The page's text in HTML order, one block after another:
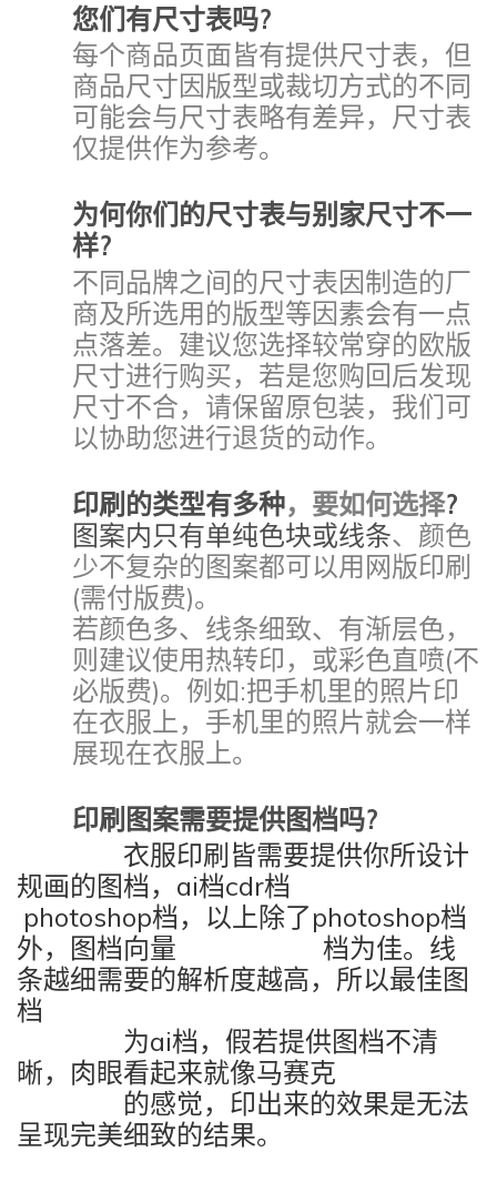
您们有尺寸表吗?
每个商品页面皆有提供尺寸表，但
商品尺寸因版型或裁切方式的不同
可能会与尺寸表略有差异，尺寸表
仅提供作为参考。
为何你们的尺寸表与别家尺寸不一
样?
不同品牌之间的尺寸表因制造的厂
商及所选用的版型等因素会有一点
点落差。建议您选择较常穿的欧版
尺寸进行购买， 若是您购回后发现
尺寸不合，请保留原包装， 我们可
以协助您进行退货的动作。
印刷的类型有多种，要如何选择?
图案内只有单纯色块或线条、颜色
少不复杂的图案都可以用网版印刷
(需付版费)。
若颜色多、线条细致、有渐层色，
则建议使用热转印 ，或彩色直喷(不
必版费)。例如:把手机里的照片印
在衣服上 ，手机里的照片就会一样
展现在衣服上。
印刷图案需要提供图档吗?
衣服印刷皆需要提供你所设计
规画的图档， ai档cdr档
photoshop档，以上除了photoshop档
外，图档向量 档为佳。线
条越细需要的解析度越高，所以最佳图
档
为ai档，假若提供图档不清
晰，肉眼看起来就像马赛克
的感觉，印出来的效果是无法
呈现完美细致的结果。